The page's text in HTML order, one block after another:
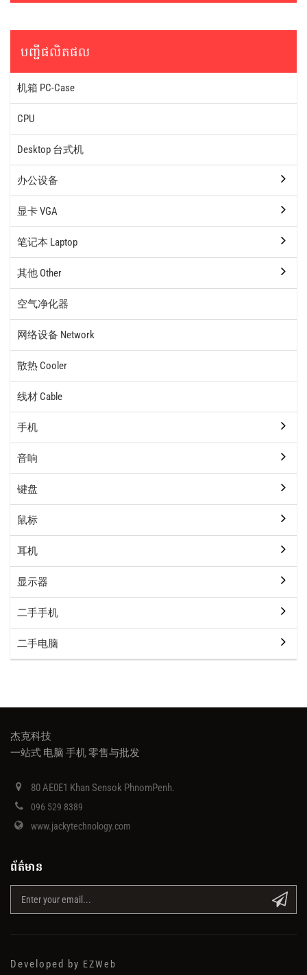
បញ្ជីផលិតផល
机箱 PC-Case
CPU
Desktop 台式机
办公设备
显卡 VGA
笔记本 Laptop
其他 Other
空气净化器
网络设备 Network
散热 Cooler
线材 Cable
手机
音响
键盘
鼠标
耳机
显示器
二手手机
二手电脑
杰克科技
一站式 电脑 手机 零售与批发
80 AE0E1 Khan Sensok PhnomPenh.
096 529 8389
www.jackytechnology.com
ព័ត៌មាន
Developed by EZWeb